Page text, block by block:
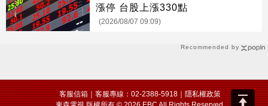
Recommended by
漲停 台股上漲330點
(2026/08/07 09:09)
客服信箱｜客服專線：02-2388-5918｜隱私權政策